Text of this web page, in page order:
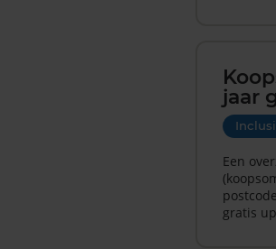
jaar
Een
gratis